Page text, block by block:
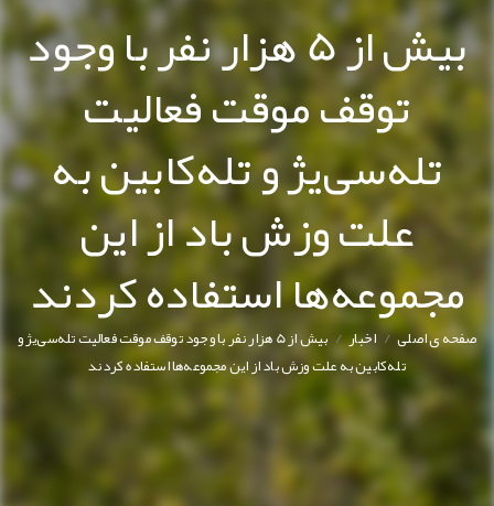
بیش از 5 هزار نفر با وجود
توقف موقت فعالیت
تله‌سی‌یژ و تله‌کابین به
علت وزش باد از این
مجموعه‌ها استفاده کردند
صفحه ی اصلی/اخبار/
بیش از 5 هزار نفر با وجود توقف موقت فعالیت تله‌سی‌یژ و
تله‌کابین به علت وزش باد از این مجموعه‌ها استفاده کردند